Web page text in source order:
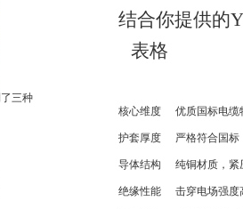
三种
结合你提供的
表格
核心维度 优质国标电缆
护套厚度 严格符合国
导体结构 纯铜材质，紧
绝缘性能 击穿电场强度